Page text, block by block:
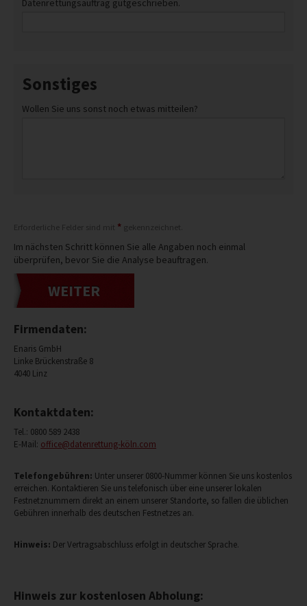
Datenrettungsauftrag gutgeschrieben.
Sonstiges
Wollen Sie uns sonst noch etwas mitteilen?
Erforderliche Felder sind mit * gekennzeichnet.
Im nächsten Schritt können Sie alle Angaben noch einmal
überprüfen, bevor Sie die Analyse beauftragen.
WEITER
Firmendaten:
Enaris GmbH
Linke Brückenstraße 8
4040 Linz
Kontaktdaten:
Tel.: 0800 589 2438
E-Mail: office@datenrettung-köln.com
Telefongebühren: Unter unserer 0800-Nummer können Sie uns kostenlos
erreichen. Kontaktieren Sie uns telefonisch über eine unserer lokalen
Festnetznummern direkt an einem unserer Standorte, so fallen die üblichen
Gebühren innerhalb des deutschen Festnetzes an.
Hinweis: Der Vertragsabschluss erfolgt in deutscher Sprache.
Hinweis zur kostenlosen Abholung: